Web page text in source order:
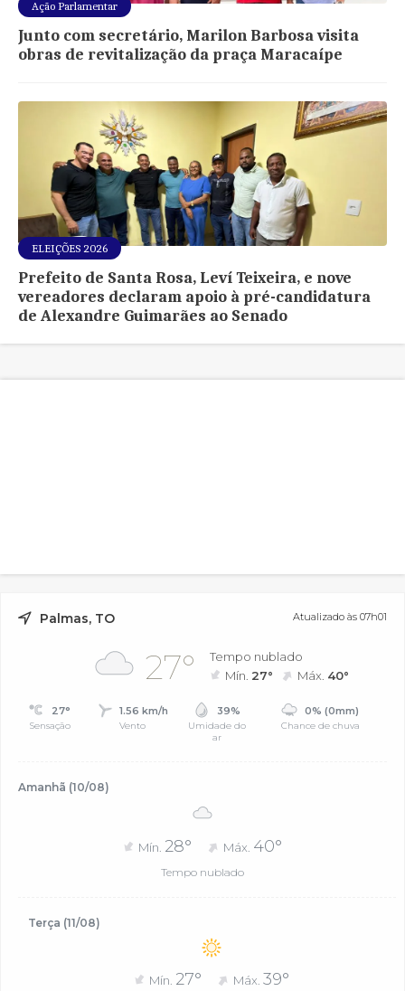
Ação Parlamentar
Junto com secretário, Marilon Barbosa visita
obras de revitalização da praça Maracaípe
ELEIÇÕES 2026
Prefeito de Santa Rosa, Leví Teixeira, e nove
vereadores declaram apoio à pré-candidatura
de Alexandre Guimarães ao Senado
Palmas, TO Atualizado às 07h01
27°
Tempo nublado
Mín. 27° Máx. 40°
27°
Sensação
1.56 km/h
Vento
39%
Umidade do
ar
0% (0mm)
Chance de chuva
Amanhã (10/08)
Mín. 28° Máx. 40°
Tempo nublado
Terça (11/08)
Mín. 27° Máx.39°